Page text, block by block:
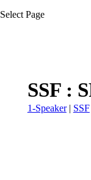
Select Page
SSF :
1-Speaker| SSF